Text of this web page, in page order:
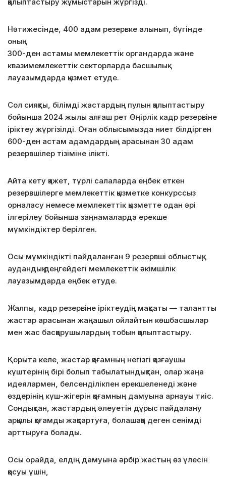
Нәтижесінде, 400 адам резервке алынып, бүгінде
оның
300-ден астамы мемлекеттік органдарда және
квазимемлекеттік секторларда басшылық
лауазымдарда қызмет етуде.
Сол сияқты, білімді жастардың пулын қалыптастыру
бойынша 2024 жылы алғаш рет Өңірлік кадр резервіне
іріктеу жүргізілді. Оған облысымызда ниет білдірген
600-ден астам адамдардың арасынан 30 адам
резервшілер тізіміне ілікті.
Айта кету қажет, түрлі салаларда еңбек еткен
резервшілерге мемлекеттік қызметке конкурссыз
орналасу немесе мемлекеттік қызметте одан әрі
ілгерілеу бойынша заңнамаларда ерекше
мүмкіндіктер берілген.
Осы мүмкіндікті пайдаланған 9 резервші облыстық,
аудандық деңгейдегі мемлекеттік әкімшілік
лауазымдарда еңбек етуде.
Жалпы, кадр резервіне іріктеудің мақсаты — талантты
жастар арасынан жаңашыл ойлайтын көшбасшылар
мен жас басқарушылардың тобын қалыптастыру.
Қорыта келе, жастар қоғамның негізгі қозғаушы
күштерінің бірі болып табылатындықтан, олар жаңа
идеялармен, белсенділікпен ерекшеленеді және
өздерінің күш-жігерін қоғамның дамуына арнауы тиіс.
Сондықтан, жастардың әлеуетін дұрыс пайдалану
арқылы қоғамды жақсартуға, болашаққа деген сенімді
арттыруға болады.
Осы орайда, елдің дамуына әрбір жастың өз үлесін
қосуы үшін,